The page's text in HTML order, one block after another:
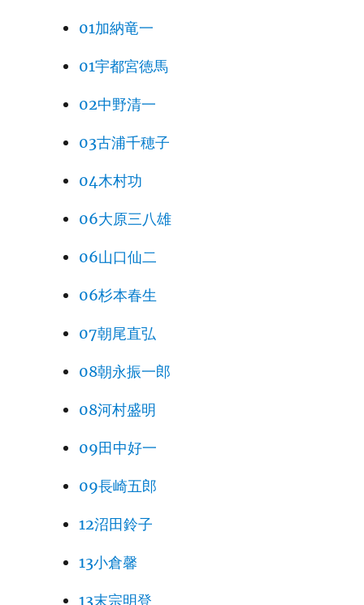
01加納竜一
01宇都宮徳馬
02中野清一
03古浦千穂子
04木村功
06大原三八雄
06山口仙二
06杉本春生
07朝尾直弘
08朝永振一郎
08河村盛明
09田中好一
09長崎五郎
12沼田鈴子
13小倉馨
13末宗明登